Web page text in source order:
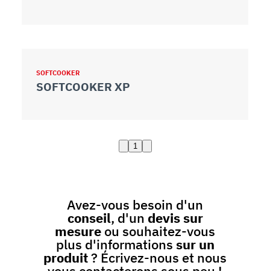
SOFTCOOKER
SOFTCOOKER XP
1
Avez-vous besoin d'un
conseil, d'un devis sur
mesure ou souhaitez-vous
plus d'informations sur un
produit? Écrivez-nous et nous